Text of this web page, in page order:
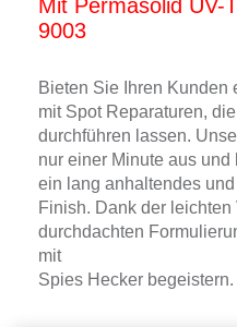
Mit Permasolid UV-
9003
Bieten Sie Ihren Kunden
mit Spot Reparaturen,
durchführen lassen.
nur einer Minute aus
ein lang anhaltendes
Finish. Dank der
durchdachten
mit
Spies Hecker begeistern.